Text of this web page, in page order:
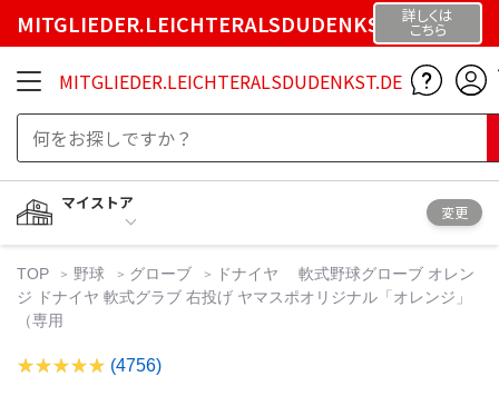
MITGLIEDER.LEICHTERALSDUDENKST.DE詳しくは
こちら
MITGLIEDER.LEICHTERALSDUDENKST.DE
マイストア
変更
TOP 野球 グローブ
ドナイヤ 軟式野球グローブ オレン
ジ ドナイヤ 軟式グラブ 右投げ ヤマスポオリジナル「オレンジ」
（専用
(4756)